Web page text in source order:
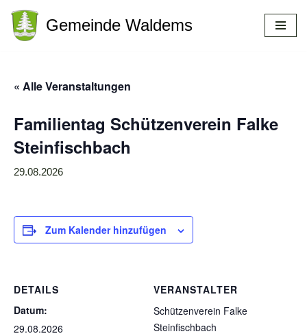
Zum
Gemeinde Waldems
« Alle Veranstaltungen
Familientag Schützenverein Falke
Steinfischbach
29.08.2026
Zum Kalender hinzufügen
DETAILS
Datum:
29.08.2026
VERANSTALTER
Schützenverein Falke
Steinfischbach